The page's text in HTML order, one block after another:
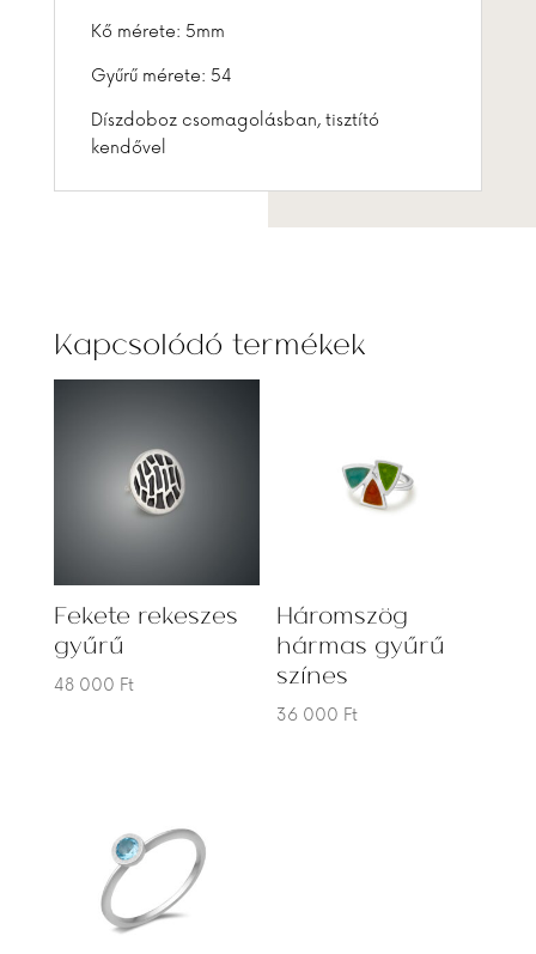
Kő mérete: 5mm
Gyűrű mérete: 54
Díszdoboz csomagolásban, tisztító
kendővel
Kapcsolódó termékek
Fekete rekeszes
gyűrű
48 000 Ft
Háromszög
hármas gyűrű
színes
36 000 Ft